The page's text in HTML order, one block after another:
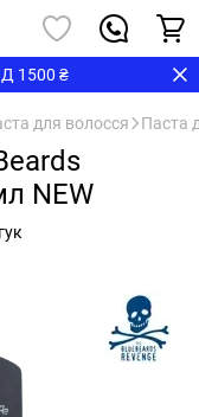
1500 ₴
для волосся Паста
NEW